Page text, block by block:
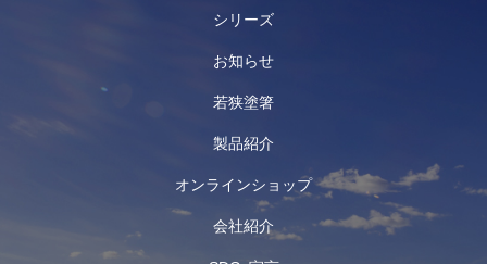
シリーズ
お知らせ
若狭塗箸
製品紹介
オンラインショップ
会社紹介